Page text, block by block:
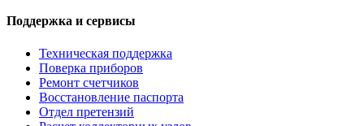
Поддержка и сервисы
Техническая поддержка
Поверка приборов
Ремонт счетчиков
Восстановление паспорта
Отдел претензий